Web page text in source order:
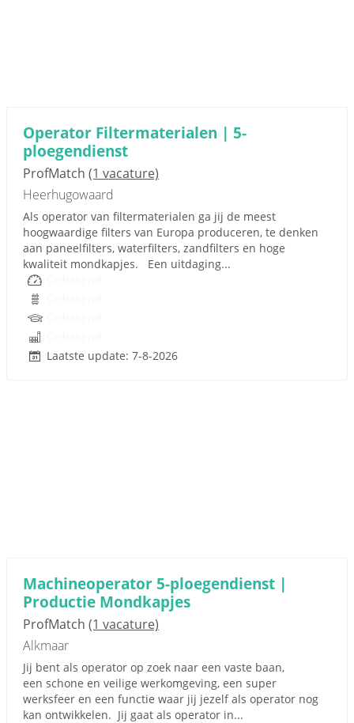
Operator Filtermaterialen | 5-
ploegendienst
ProfMatch (1 vacature)
Heerhugowaard
Als operator van filtermaterialen ga jij de meest
hoogwaardige filters van Europa produceren, te denken
aan paneelfilters, waterfilters, zandfilters en hoge
kwaliteit mondkapjes. Een uitdaging...
Laatste update: 7-8-2026
Machineoperator 5-ploegendienst |
Productie Mondkapjes
ProfMatch (1 vacature)
Alkmaar
Jij bent als operator op zoek naar een vaste baan,
een schone en veilige werkomgeving, een super
werksfeer en een functie waar jij jezelf als operator nog
kan ontwikkelen. Jij gaat als operator in...